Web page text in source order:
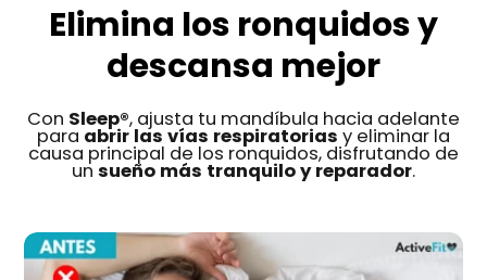
Elimina los ronquidos y
descansa mejor
Con Sleep®, ajusta tu mandíbula hacia adelante
para abrir las vías respiratorias y eliminar la
causa principal de los ronquidos, disfrutando de
un sueño más tranquilo y reparador.